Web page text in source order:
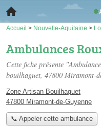
Accueil > Nouvelle-Aquitaine >
Ambulances
Cette fiche présente
bouilhaguet, 47800 Miramont-
Zone Artisan Bouilhaguet
47800 Miramont-de-Guyenne
📞 Appeler cette ambulance